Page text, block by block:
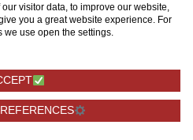
visitor data, to improve our website,
you a great website experience. For
use open the settings.